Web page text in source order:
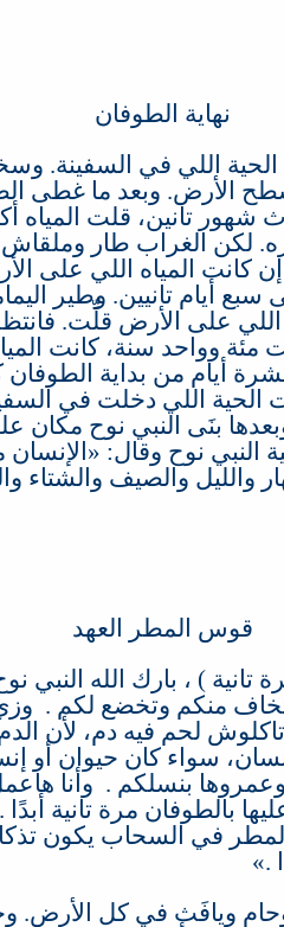
نهاية الطوفان
اللي في السفينة.
الأرض. وبعد ما غطى
شهور تانين، قلت المياه
. لكن الغراب طار
كانت المياه اللي على
سبع أيام تانيين. وطير
اللي على الأرض قلِّت.
مئة وواحد سنة، كانت
أيام من بداية
الحية اللي دخلت في
بنَى النبي نوح مكان
النبي نوح وقال: «
والليل والصيف والشتاء
قوس المطر العهد
تانية ) ، بارك الله النبي
منكم وتخضع لكم .
لحم فيه دم، لأن
سواء كان حيوان أو
وعمروها بنسلكم . ‏ وأنا
بالطوفان مرة تانية أبدًا . ‏
في السحاب يكون تذكار
.»
ويافَث في كل الأرض.